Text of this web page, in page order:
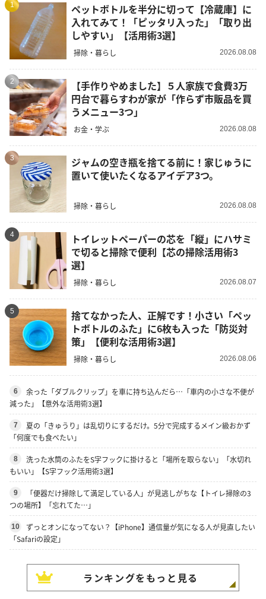
1
ペットボトルを半分に切って【冷蔵庫】に
入れてみて！「ピッタリ入った」「取り出
しやすい」【活用術3選】
掃除・暮らし 2026.08.08
2
【手作りやめました】５人家族で食費3万
円台で暮らすわが家が「作らず市販品を買
うメニュー3つ」
お金・学ぶ 2026.08.08
3
ジャムの空き瓶を捨てる前に！家じゅうに
置いて使いたくなるアイデア3つ。
掃除・暮らし 2026.08.08
4
トイレットペーパーの芯を「縦」にハサミ
で切ると掃除で便利【芯の掃除活用術3
選】
掃除・暮らし 2026.08.07
5
捨てなかった人、正解です！小さい「ペッ
トボトルのふた」に6枚も入った「防災対
策」【便利な活用術3選】
掃除・暮らし 2026.08.06
6
余った「ダブルクリップ」を車に持ち込んだら…「車内の小さな不便が
減った」【意外な活用術3選】
7
夏の「きゅうり」は乱切りにするだけ。5分で完成するメイン級おかず
「何度でも食べたい」
8
洗った水筒のふたをS字フックに掛けると「場所を取らない」「水切れ
もいい」【S字フック活用術3選】
9
「便器だけ掃除して満足している人」が見逃しがちな【トイレ掃除の3
つの場所】「忘れてた…」
10
ずっとオンになってない？【iPhone】通信量が気になる人が見直したい
「Safariの設定」
ランキングをもっと見る